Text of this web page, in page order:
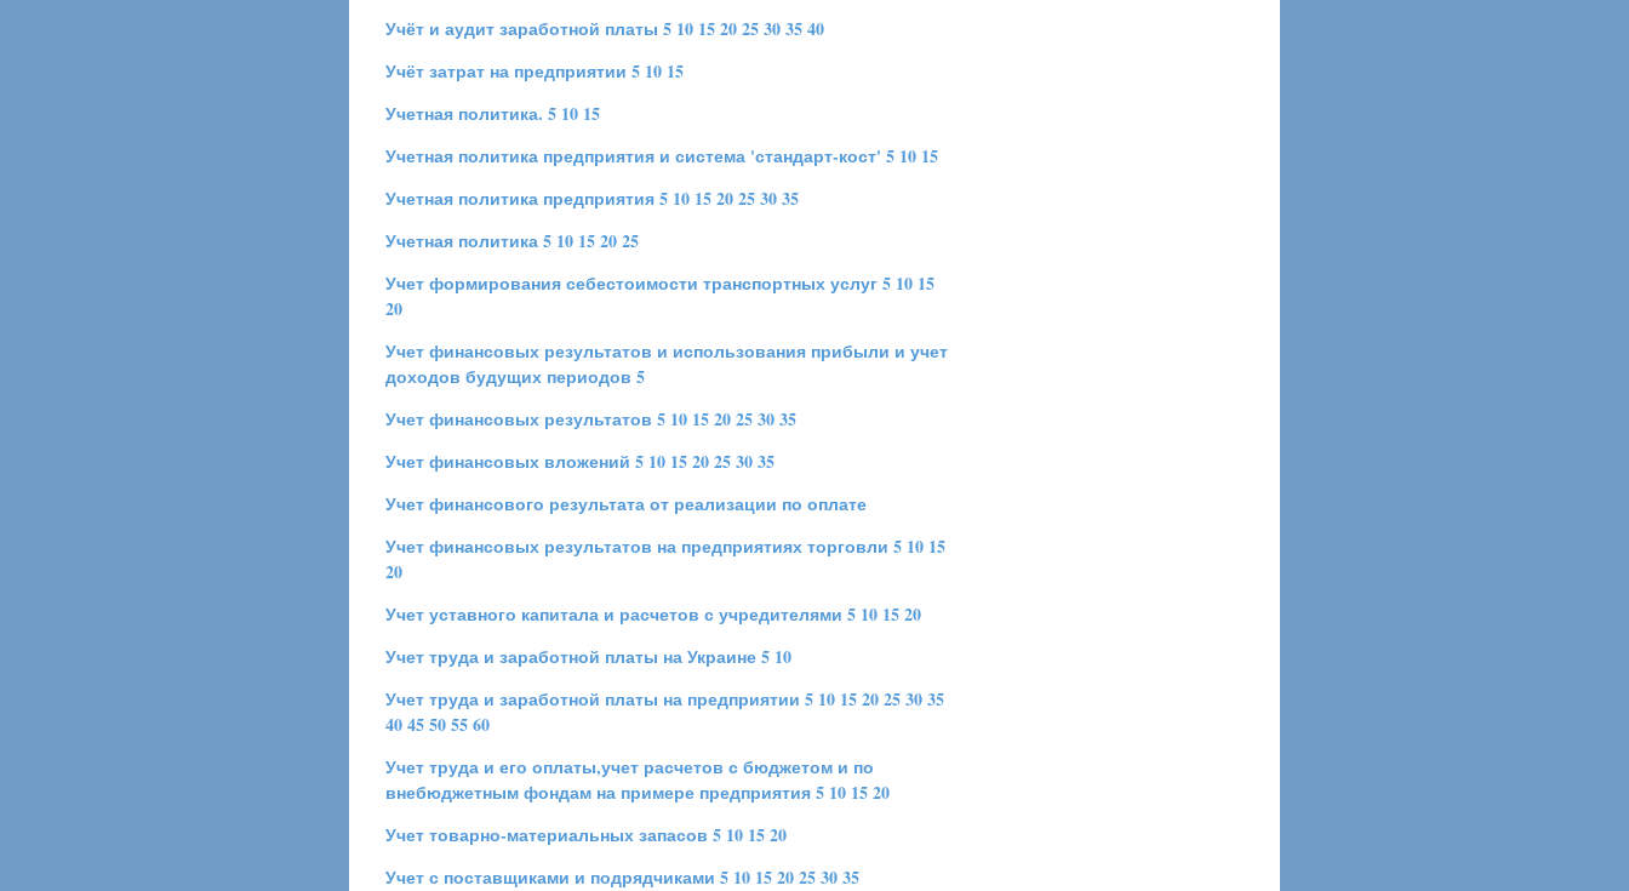
Учёт и аудит заработной платы 5 10 152025303540
Учёт затрат на предприятии 5 10 15
Учетная политика. 5 10 15
Учетная политика предприятия и система 'стандарт-кост' 5 10 15
Учетная политика предприятия5 10 1520253035
Учетная политика5 10 152025
Учет формирования себестоимости транспортных услуг5 10 15
20
Учет финансовых результатов и использования прибыли и учет
доходов будущих периодов 5
Учет финансовых результатов 5 10 1520253035
Учет финансовых вложений 5 10 1520253035
Учет финансового результата от реализации по оплате
Учет финансовых результатов на предприятиях торговли 5 10 15
20
Учет уставного капитала и расчетов с учредителями 5 10 1520
Учет труда и заработной платы на Украине5 10
Учет труда и заработной платы на предприятии 5 10 1520253035
4045505560
Учет труда и его оплаты,учет расчетов с бюджетом и по
внебюджетным фондам на примере предприятия5 10 1520
Учет товарно-материальных запасов 5 10 1520
Учет с поставщиками и подрядчиками 5 10 1520253035